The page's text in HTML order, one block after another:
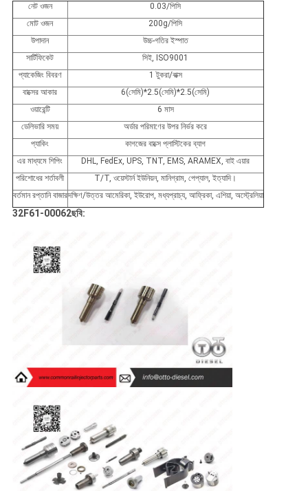
নেট ওজন
0.03/পিসি
মোট ওজন
200g/পিসি
উপাদান
উচ্চ-গতির ইস্পাত
সার্টিফিকেট
সিই, ISO9001
প্যাকেজিং বিবরণ
1 টুকরা/বাক্স
বাক্সের আকার
6(সেমি)*2.5(সেমি)*2.5(সেমি)
ওয়ারেন্টি
6 মাস
ডেলিভারি সময়
অর্ডার পরিমাণের উপর নির্ভর করে
প্যাকিং
কাগজের বাক্সে প্লাস্টিকের ব্যাগ
এর মাধ্যমে শিপিং
DHL, FedEx, UPS, TNT, EMS, ARAMEX, বাই এয়ার
পরিশোধের শর্তাবলী
T/T, ওয়েস্টার্ন ইউনিয়ন, মানিগ্রাম, পেপ্যাল, ইত্যাদি।
বর্তমান রপ্তানি বাজারদক্ষিণ/উত্তর আমেরিকা, ইউরোপ, মধ্যপ্রাচ্য, আফ্রিকা, এশিয়া, অস্ট্রেলিয়া
32F61-00062ছবি: